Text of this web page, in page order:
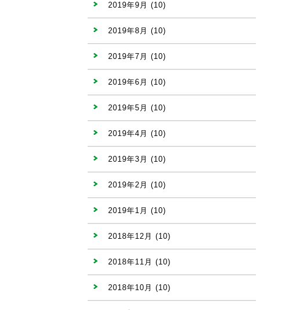
2019年9月 (10)
2019年8月 (10)
2019年7月 (10)
2019年6月 (10)
2019年5月 (10)
2019年4月 (10)
2019年3月 (10)
2019年2月 (10)
2019年1月 (10)
2018年12月 (10)
2018年11月 (10)
2018年10月 (10)